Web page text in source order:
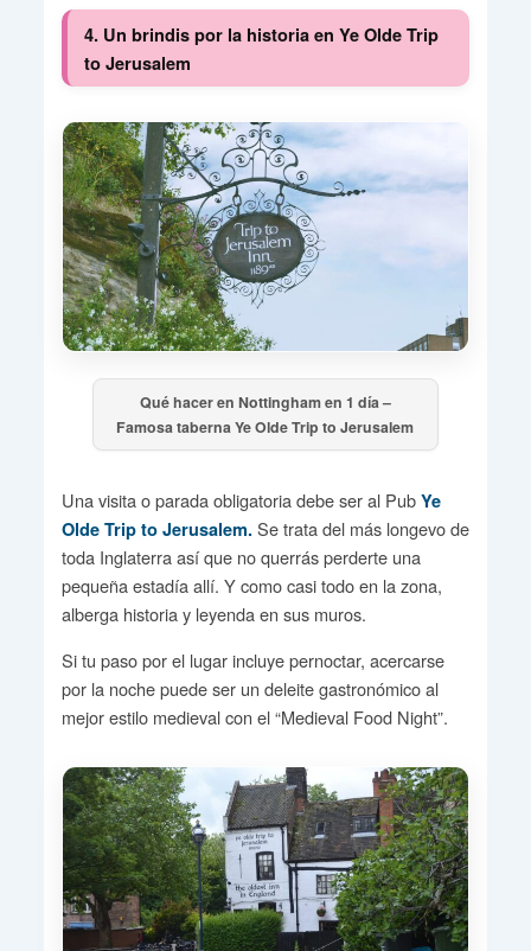
4. Un brindis por la historia en Ye Olde Trip
to Jerusalem
Qué hacer en Nottingham en 1 día –
Famosa taberna Ye Olde Trip to Jerusalem
Una visita o parada obligatoria debe ser al Pub Ye
Olde Trip to Jerusalem. Se trata del más longevo de
toda Inglaterra así que no querrás perderte una
pequeña estadía allí. Y como casi todo en la zona,
alberga historia y leyenda en sus muros.
Si tu paso por el lugar incluye pernoctar, acercarse
por la noche puede ser un deleite gastronómico al
mejor estilo medieval con el “Medieval Food Night”.